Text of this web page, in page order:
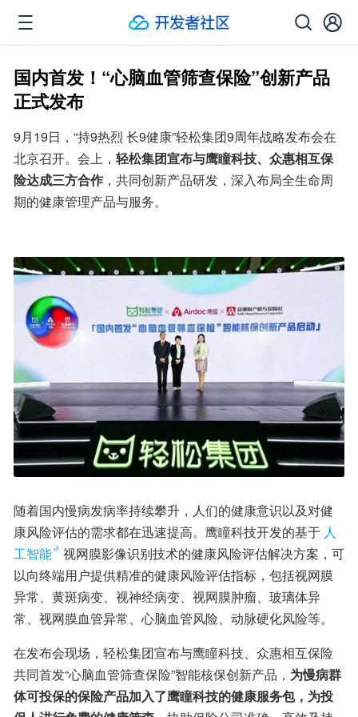
国内首发！“心脑血管筛查保险”创新产品
正式发布
9月19日，“持9热烈 长9健康”轻松集团9周年战略发布会在
北京召开。会上， 轻松集团宣布与鹰瞳科技、众惠相互保
险达成三方合作 ，共同创新产品研发，深入布局全生命周
期的健康管理产品与服务。
随着国内慢病发病率持续攀升，人们的健康意识以及对健
康风险评估的需求都在迅速提高。鹰瞳科技开发的基于 人
工智能
视网膜影像识别技术的健康风险评估解决方案，可
以向终端用户提供精准的健康风险评估指标，包括视网膜
异常、黄斑病变、视神经病变、视网膜肿瘤、玻璃体异
常、视网膜血管异常、心脑血管风险、动脉硬化风险等。
在发布会现场，轻松集团宣布与鹰瞳科技、众惠相互保险
共同首发“心脑血管筛查保险”智能核保创新产品， 为慢病群
体可投保的保险产品加入了鹰瞳科技的健康服务包，为投